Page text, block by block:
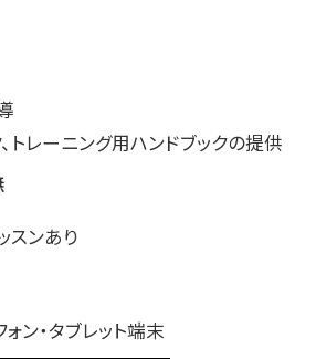
トレーニング用ハンドブックの提供
スンあり
ン・タブレット端末